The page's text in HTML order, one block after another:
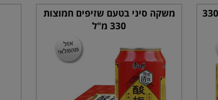
משקה סיני בטעם מנגו וגבינה 330
משקה סיני בטעם שזיפים חמוצות
330 מ"ל